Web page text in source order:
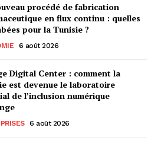
procédé de fabrication
en flux continu : quelles
pour la Tunisie ?
6 août 2026
Digital Center : comment la
est devenue le laboratoire
de l’inclusion numérique
6 août 2026